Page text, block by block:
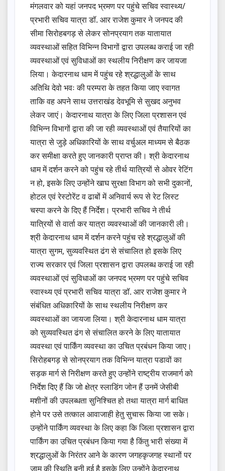
मंगलवार को यहां जनपद भ्रमण पर पहुंचे सचिव स्वास्थ्य/
प्रभारी सचिव यात्रा डॉ. आर राजेश कुमार ने जनपद की
सीमा सिरोहबगड़ से लेकर सोनप्रयाग तक यातायात
व्यवस्थाओं सहित विभिन्न विभागों द्वारा उपलब्ध कराई जा रही
व्यवस्थाओं एवं सुविधाओं का स्थलीय निरीक्षण कर जायजा
लिया। केदारनाथ धाम में पहुंच रहे श्रद्धालुओं के साथ
अतिथि देवो भवः की परम्परा के तहत किया जाए स्वागत
ताकि वह अपने साथ उत्तराखंड देवभूमि से सुखद अनुभव
लेकर जाएं। केदारनाथ यात्रा के लिए जिला प्रशासन एवं
विभिन्न विभागों द्वारा की जा रही व्यवस्थाओं एवं तैयारियों का
यात्रा से जुड़े अधिकारियों के साथ वर्चुअल माध्यम से बैठक
कर समीक्षा करते हुए जानकारी प्राप्त की। श्री केदारनाथ
धाम में दर्शन करने को पहुंच रहे तीर्थ यात्रियों से ओवर रेटिंग
न हो, इसके लिए उन्होंने खाघ सुरक्षा विभाग को सभी दुकानों,
होटल एवं रेस्टोरेंट व ढाबों में अनिवार्य रूप से रेट लिस्ट
चस्पा करने के दिए हैं निर्देश। प्रभारी सचिव ने तीर्थ
यात्रियों से वार्ता कर यात्रा व्यवस्थाओं की जानकारी ली।
श्री केदारनाथ धाम में दर्शन करने पहुंच रहे श्रद्धालुओं की
यात्रा सुगम, सुव्यवस्थित ढंग से संचालित हो इसके लिए
राज्य सरकार एवं जिला प्रशासन द्वारा उपलब्ध कराई जा रही
व्यवस्थाओं एवं सुविधाओं का जनपद भ्रमण पर पहुंचे सचिव
स्वास्थ्य एवं प्रभारी सचिव यात्रा डॉ. आर राजेश कुमार ने
संबंधित अधिकारियों के साथ स्थलीय निरीक्षण कर
व्यवस्थाओं का जायजा लिया। श्री केदारनाथ धाम यात्रा
को सुव्यवस्थित ढंग से संचालित करने के लिए यातायात
व्यवस्था एवं पार्किंग व्यवस्था का उचित प्रबंधन किया जाए।
सिरोहबगड़ से सोनप्रयाग तक विभिन्न यात्रा पडावों का
सड़क मार्ग से निरीक्षण करते हुए उन्होंने राष्ट्रीय राजमार्ग को
निर्देश दिए हैं कि जो क्षेत्र स्लाडिंग जोन हैं उनमें जेसीबी
मशीनों की उपलब्धता सुनिश्चित हो तथा यात्रा मार्ग बाधित
होने पर उसे तत्काल आवाजाही हेतु सुचारू किया जा सके।
उन्होंने पार्किंग व्यवस्था के लिए कहा कि जिला प्रशासन द्वारा
पार्किंग का उचित प्रबंधन किया गया है किंतु भारी संख्या में
श्रद्धालुओं के निरंतर आने के कारण जगहकृजगह स्थानों पर
जाम की स्थिति बनी हुई है इसके लिए उन्होंने केदारनाथ